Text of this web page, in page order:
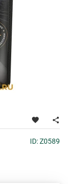
ID: Z0589